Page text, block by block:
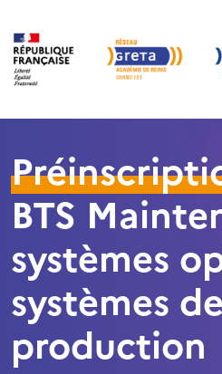
BTS
systèmes
systèmes de
production